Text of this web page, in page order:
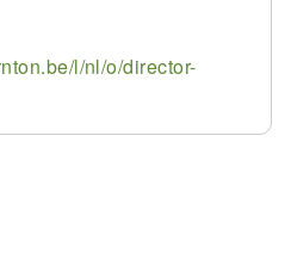
l/nl/o/director-